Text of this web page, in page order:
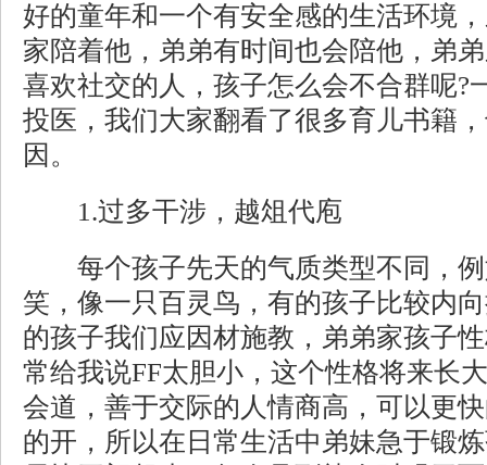
好的童年和一个有安全感的生活环境
家陪着他，弟弟有时间也会陪他，弟
喜欢社交的人，孩子怎么会不合群呢?
投医，我们大家翻看了很多育儿书籍
因。
1.过多干涉，越俎代庖
每个孩子先天的气质类型不同，例
笑，像一只百灵鸟，有的孩子比较内
的孩子我们应因材施教，弟弟家孩子
常给我说FF太胆小，这个性格将来长
会道，善于交际的人情商高，可以更
的开，所以在日常生活中弟妹急于锻